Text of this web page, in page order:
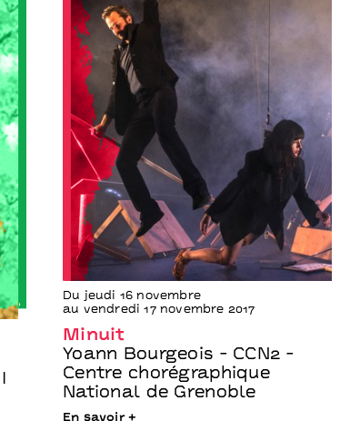
Du jeudi 16 novembre
au vendredi 17 novembre 2017
Minuit
Yoann Bourgeois - CCN2 -
Centre chorégraphique
National de Grenoble
En savoir +